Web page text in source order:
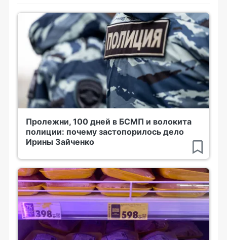
Пролежни, 100 дней в БСМП и волокита
полиции: почему застопорилось дело
Ирины Зайченко